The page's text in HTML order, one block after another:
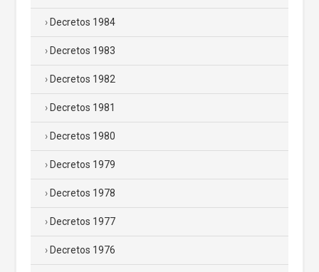
Decretos 1984
Decretos 1983
Decretos 1982
Decretos 1981
Decretos 1980
Decretos 1979
Decretos 1978
Decretos 1977
Decretos 1976